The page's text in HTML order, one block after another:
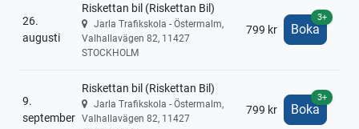
26.
augusti
Riskettan bil (Riskettan Bil)
Jarla Trafikskola - Östermalm,
Valhallavägen 82, 11427
STOCKHOLM
799 kr Boka
3+
9.
september
Riskettan bil (Riskettan Bil)
Jarla Trafikskola - Östermalm,
Valhallavägen 82, 11427
799 kr Boka
3+